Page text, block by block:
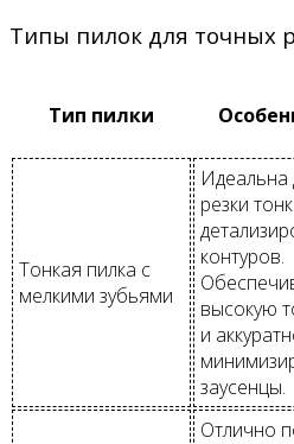
Типы пилок для точных
Тип пилки
Тонкая пилка с
мелкими зубьями
Идеальна
резки
контуров.
высокую
и
заусенцы.
Отлично